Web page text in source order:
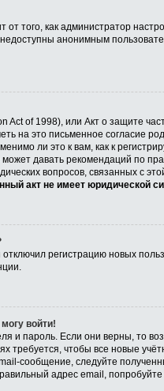
от того, как администратор
анонимным
Act of 1998), или Акт о защите
на это письменное согласие
ли это к вам, как к
давать рекомендаций по
вопросов, связанных с
акт не имеет юридической
регистрацию новых
войти!
и пароль. Если они верны, то
требуется, чтобы все новые
сообщение, следуйте
адрес email,